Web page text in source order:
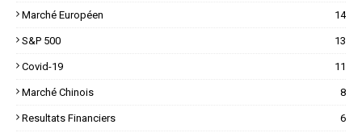
Marché Européen 14
S&P 500 13
Covid-19 11
Marché Chinois 8
Resultats Financiers 6